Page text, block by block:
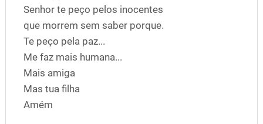
Senhor te peço pelos inocentes
que morrem sem saber porque.
Te peço pela paz...
Me faz mais humana...
Mais amiga
Mas tua filha
Amém